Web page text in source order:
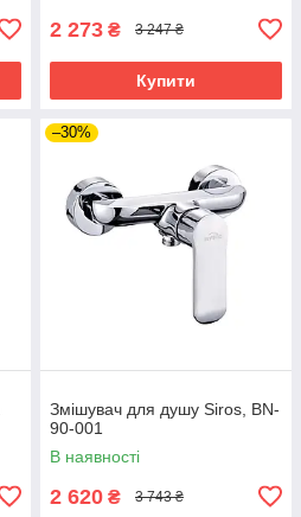
2 273 ₴ 3 247 ₴
Купити
–30%
Змішувач для душу Siros, BN-
90-001
В наявності
2 620 ₴ 3 743 ₴